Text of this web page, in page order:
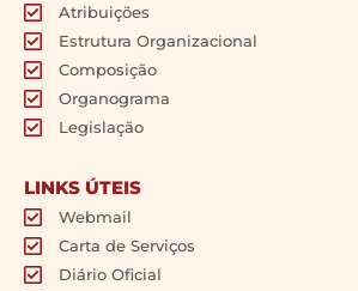
Atribuições
Estrutura Organizacional
Composição
Organograma
Legislação
LINKS ÚTEIS
Webmail
Carta de Serviços
Diário Oficial